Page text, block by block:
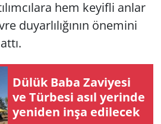
hem keyifli anlar
duyarlılığının önemini
Dülük Baba Zaviyesi
ve Türbesi asıl yerinde
yeniden inşa edilecek